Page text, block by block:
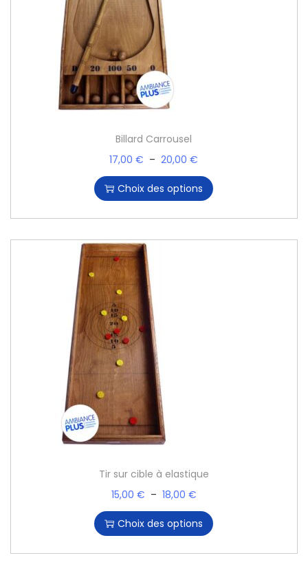
Billard Carrousel
17,00€ – 20,00€
Choix des options
Tir sur cible à elastique
15,00 € – 18,00 €
Choix des options